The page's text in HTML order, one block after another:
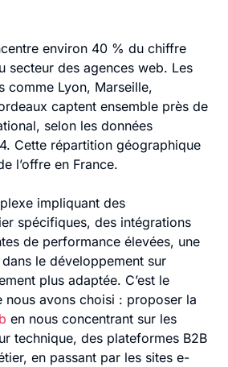
environ 40 % du chiffre
secteur des agences web. Les
comme Lyon, Marseille,
captent ensemble près de
selon les données
Cette répartition géographique
l’offre en France.
impliquant des
spécifiques, des intégrations
de performance élevées, une
le développement sur
plus adaptée. C’est le
nous avons choisi : proposer la
en nous concentrant sur les
technique, des plateformes B2B
en passant par les sites e-